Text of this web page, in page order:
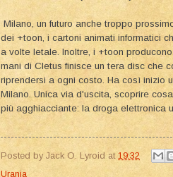
Milano, un futuro anche troppo
dei +toon, i cartoni animati informatici
a volte letale. Inoltre, i +toon
mani di Cletus finisce un tera disc che
riprendersi a ogni costo. Ha così inizio
Milano. Unica via d'uscita, scoprire
più agghiacciante: la droga elettronica
Posted by Jack O. Lyroid at 19:32
Urania